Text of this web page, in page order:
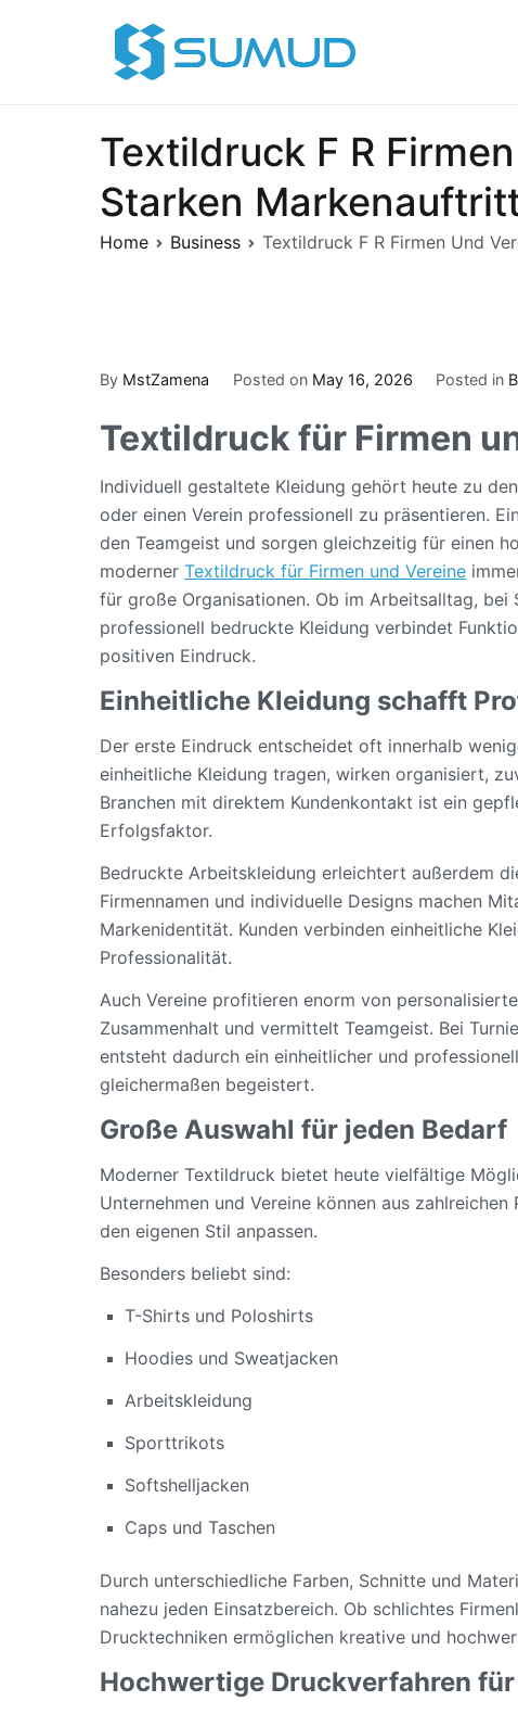
Textildruck F R
Starken
Home Business Textildruck F R Firmen Und
By MstZamena Posted on May 16, 2026 Posted in
Textildruck für Firmen
Individuell gestaltete Kleidung gehört heute zu
oder einen Verein professionell zu präsentieren.
den Teamgeist und sorgen gleichzeitig für einen
moderner Textildruck für Firmen und Vereine
für große Organisationen. Ob im Arbeitsalltag,
professionell bedruckte Kleidung verbindet
positiven Eindruck.
Einheitliche Kleidung schafft
Der erste Eindruck entscheidet oft innerhalb
einheitliche Kleidung tragen, wirken organisiert,
Branchen mit direktem Kundenkontakt ist ein
Erfolgsfaktor.
Bedruckte Arbeitskleidung erleichtert außerdem
Firmennamen und individuelle Designs machen
Markenidentität. Kunden verbinden einheitliche
Professionalität.
Auch Vereine profitieren enorm von
Zusammenhalt und vermittelt Teamgeist. Bei
entsteht dadurch ein einheitlicher und
gleichermaßen begeistert.
Große Auswahl für jeden Bedarf
Moderner Textildruck bietet heute vielfältige
Unternehmen und Vereine können aus
den eigenen Stil anpassen.
Besonders beliebt sind:
T-Shirts und Poloshirts
Hoodies und Sweatjacken
Arbeitskleidung
Sporttrikots
Softshelljacken
Caps und Taschen
Durch unterschiedliche Farben, Schnitte und
nahezu jeden Einsatzbereich. Ob schlichtes
Drucktechniken ermöglichen kreative und
Hochwertige Druckverfahren